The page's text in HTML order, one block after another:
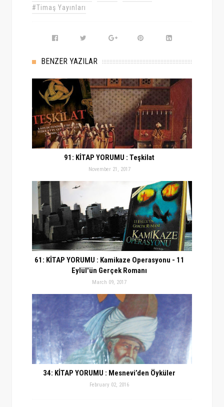
#Timaş Yayınları
BENZER YAZILAR
91: KİTAP YORUMU : Teşkilat
November 21, 2017
61: KİTAP YORUMU : Kamikaze Operasyonu - 11
Eylül'ün Gerçek Romanı
March 09, 2017
34: KİTAP YORUMU : Mesnevi’den Öyküler
February 02, 2016